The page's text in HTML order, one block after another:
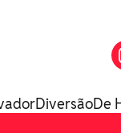
DiversãoDe